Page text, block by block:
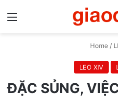
Home /
LEO XIV
ĐẶC SỦNG,